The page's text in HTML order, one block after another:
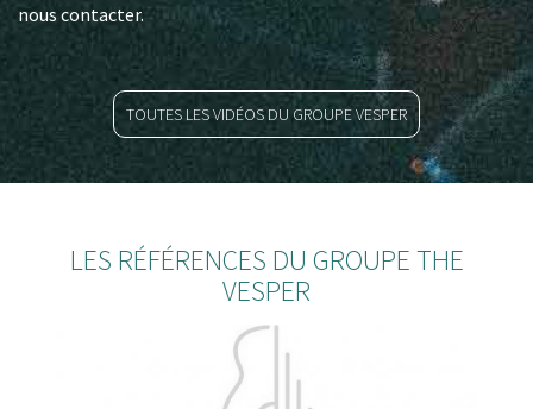
nous contacter.
TOUTES LES VIDÉOS DU GROUPE VESPER
LES RÉFÉRENCES DU GROUPE THE
VESPER